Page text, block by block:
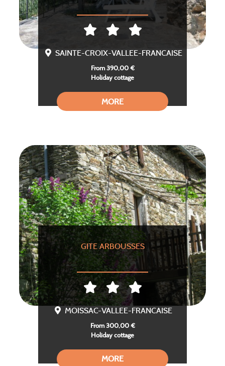
SAINTE-CROIX-VALLEE-FRANCAISE
From 390,00 €
Holiday cottage
MORE
GITE ARBOUSSES
MOISSAC-VALLEE-FRANCAISE
From 300,00 €
Holiday cottage
MORE